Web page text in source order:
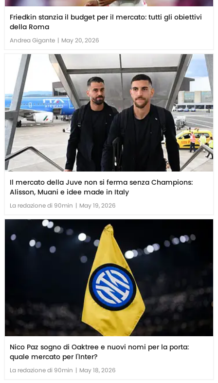
Friedkin stanzia il budget per il mercato: tutti gli obiettivi
della Roma
Andrea Gigante | May 20, 2026
Il mercato della Juve non si ferma senza Champions:
Alisson, Muani e idee made in Italy
La redazione di 90min | May 19, 2026
Nico Paz sogno di Oaktree e nuovi nomi per la porta:
quale mercato per l'Inter?
La redazione di 90min | May 18, 2026